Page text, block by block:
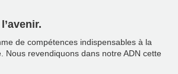
de compétences indispensables à la
Nous revendiquons dans notre ADN cette